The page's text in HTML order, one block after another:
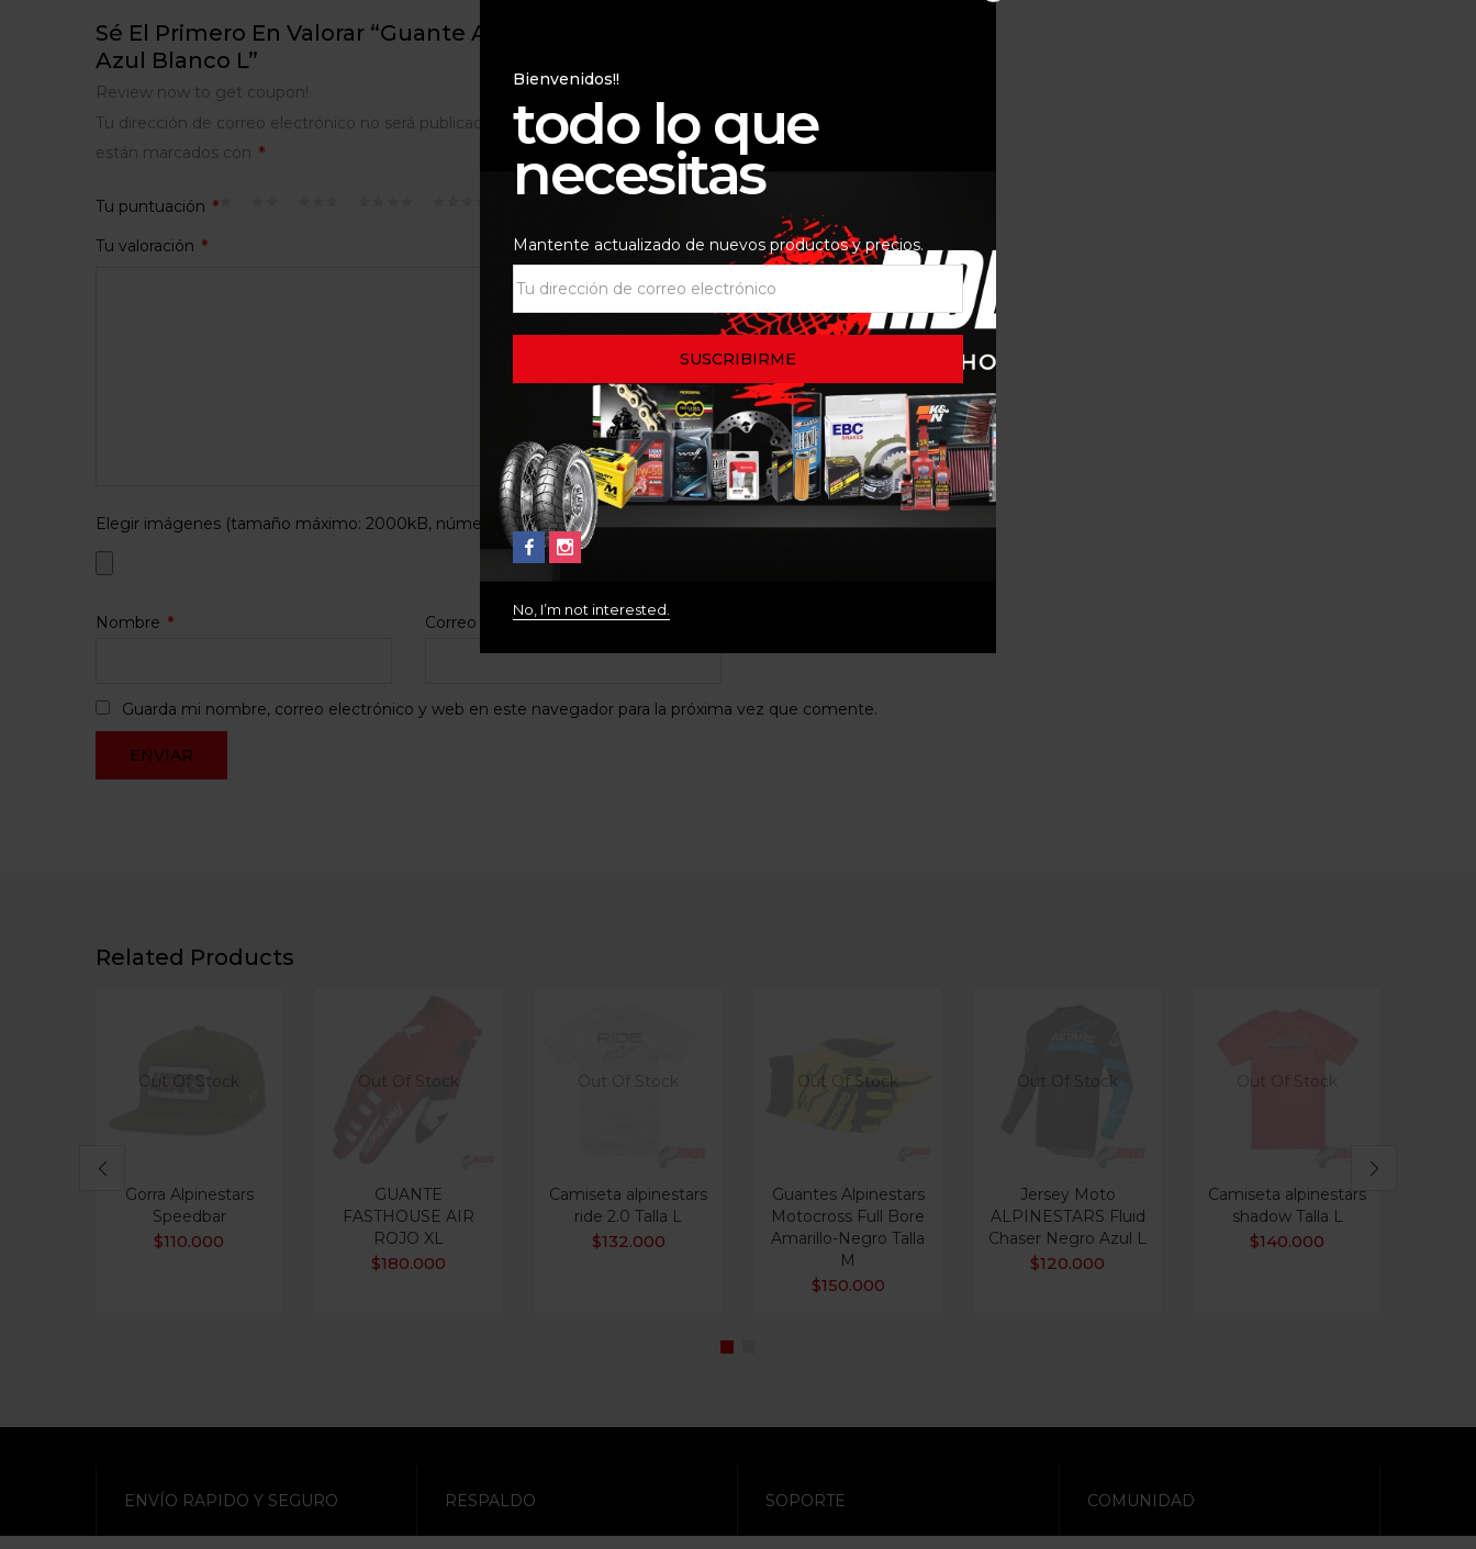
Sé El Primero En Valorar “Guante Alpinestars Radar
Azul Blanco L”
Review now to get coupon!
Tu dirección de correo electrónico no será publicada.
Los campos obligatorios
están marcados con *
Tu puntuación *
Tu valoración *
Elegir imágenes (tamaño máximo: 2000kB, número máximo de archivos: 2)
Nombre * Correo electrónico*
Guarda mi nombre, correo electrónico y web en este navegador para la próxima vez que comente.
Related Products
Out Of Stock
Gorra Alpinestars
Speedbar
$110.000
Out Of Stock
GUANTE
FASTHOUSE AIR
ROJO XL
$180.000
Camiseta alpinestars
ride 2.0 Talla L
$132.000
Out Of Stock
Guantes Alpinestars
Motocross Full Bore
Amarillo-Negro Talla
M
$150.000
Out Of Stock
Jersey Moto
ALPINESTARS Fluid
Chaser Negro Azul L
$120.000
Camiseta alpinestars
shadow Talla L
$140.000
Bienvenidos!!
todo lo que
necesitas
Mantente actualizado de nuevos productos y precios.
No, I’m not interested.
ENVÍO RAPIDO Y SEGURO RESPALDO SOPORTE COMUNIDAD